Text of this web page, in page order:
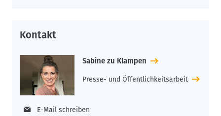
Kontakt
Sabine zu Klampen
Presse- und Öffentlichkeitsarbeit
E-Mail schreiben